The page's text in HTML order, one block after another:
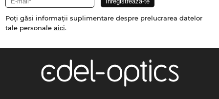
Poți găsi informații suplimentare despre prelucrarea datelor
tale personale aici.